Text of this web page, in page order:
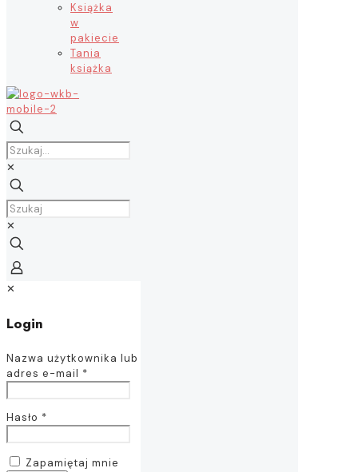
Książka
w
pakiecie
Tania
książka
✕
✕
✕
Login
Nazwa użytkownika lub
adres e-mail *
Hasło *
Zapamiętaj mnie